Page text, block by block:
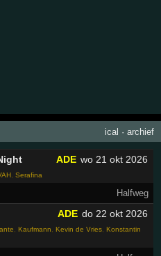
ical · archief
wo 21 okt 2026
ADE
,Serafina
Halfweg
do 22 okt 2026
ADE
,Kaufmann ,Kevin de Vries ,Konstantin